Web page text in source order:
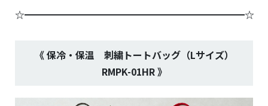
☆━━━━━━━━━━━━━━━━━━━━━━━☆
《 保冷・保温 刺繍トートバッグ（Lサイズ）
RMPK-01HR》